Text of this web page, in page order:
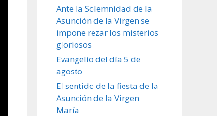
Ante la Solemnidad de la
Asunción de la Virgen se
impone rezar los misterios
gloriosos
Evangelio del día 5 de
agosto
El sentido de la fiesta de la
Asunción de la Virgen
María